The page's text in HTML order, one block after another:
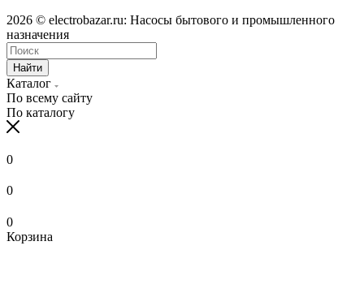
2026 © electrobazar.ru: Насосы бытового и промышленного
назначения
Найти
Каталог
По всему сайту
По каталогу
0
0
0
Корзина